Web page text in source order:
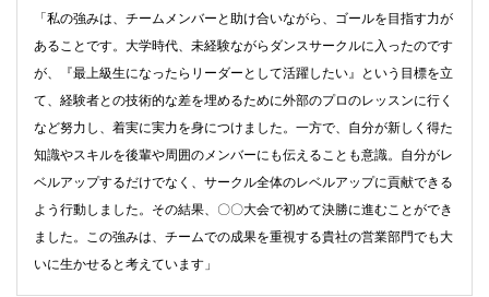
「私の強みは、チームメンバーと助け合いながら、ゴールを目指す力が
あることです。大学時代、未経験ながらダンスサークルに入ったのです
が、『最上級生になったらリーダーとして活躍したい』という目標を立
て、経験者との技術的な差を埋めるために外部のプロのレッスンに行く
など努力し、着実に実力を身につけました。一方で、自分が新しく得た
知識やスキルを後輩や周囲のメンバーにも伝えることも意識。自分がレ
ベルアップするだけでなく、サークル全体のレベルアップに貢献できる
よう行動しました。その結果、〇〇大会で初めて決勝に進むことができ
ました。この強みは、チームでの成果を重視する貴社の営業部門でも大
いに生かせると考えています」